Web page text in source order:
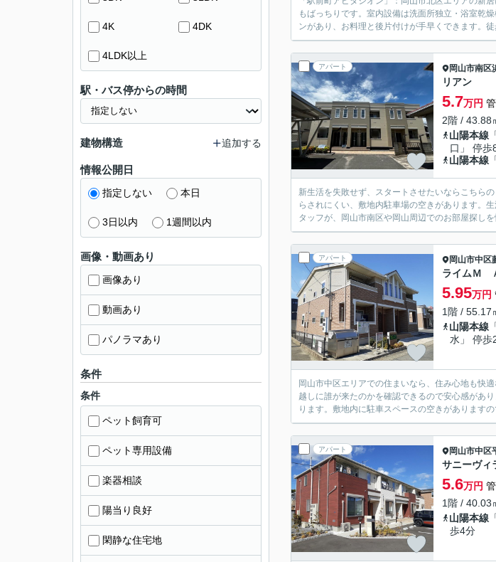
もばっちりです。室内設備は洗面所独立・浴室乾
ンがあり、お料理と後片付けが手早くできます。
アパート 岡山市南区
リアン
5.7万円
2階 / 43.88
山陽本線
口」 停歩
山陽本線
新生活を失敗せず、スタートさせたいならこちら
らされにくい、敷地内駐車場の空きがあります。
タッフが、岡山市南区や岡山周辺でのお部屋探し
アパート 岡山市中区
ライムＭ
5.95万円
1階 / 55.17
山陽本線
水」 停歩
岡山市中区エリアでの住まいなら、住み心地も快
越しに誰が来たのかを確認できるので安心感があ
ります。敷地内に駐車スペースの空きがあります
アパート 岡山市中区
サニーヴ
5.6万円
1階 / 40.03
山陽本線
歩4分
4K 4DK
4LDK以上
駅・バス停からの時間
建物構造 追加する
情報公開日
指定しない 本日
3日以内 1週間以内
画像・動画あり
画像あり
動画あり
パノラマあり
条件
条件
ペット飼育可
ペット専用設備
楽器相談
陽当り良好
閑静な住宅地